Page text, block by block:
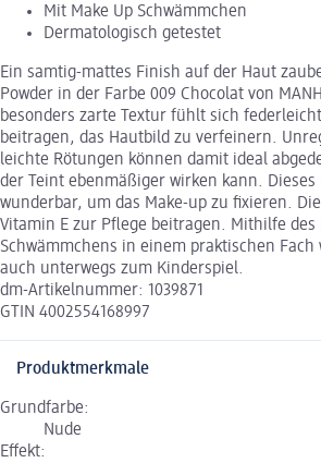
Mit Make Up Schwämmchen
Dermatologisch getestet
Ein samtig-mattes Finish auf der Haut
Powder in der Farbe 009 Chocolat von
besonders zarte Textur fühlt sich
beitragen, das Hautbild zu verfeinern.
leichte Rötungen können damit ideal
der Teint ebenmäßiger wirken kann. Dieses
wunderbar, um das Make-up zu fixieren.
Vitamin E zur Pflege beitragen. Mithilfe
Schwämmchens in einem praktischen Fach
auch unterwegs zum Kinderspiel.
dm-Artikelnummer: 1039871
GTIN 4002554168997
Produktmerkmale
Grundfarbe:
Nude
Effekt: